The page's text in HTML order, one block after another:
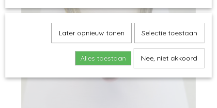
Later opnieuw tonen Selectie toestaan
Alles toestaan Nee, niet akkoord